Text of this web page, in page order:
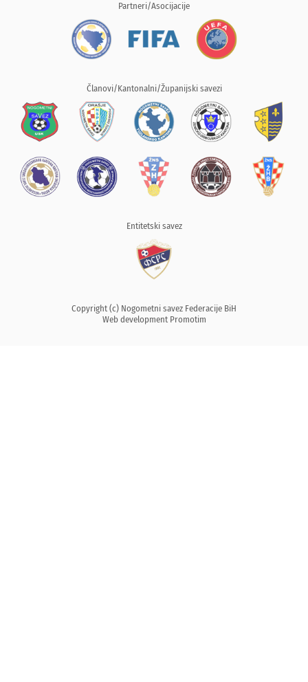
Partneri/Asocijacije
Članovi/Kantonalni/Županijski savezi
Entitetski savez
Copyright (c) Nogometni savez Federacije BiH
Web development Promotim